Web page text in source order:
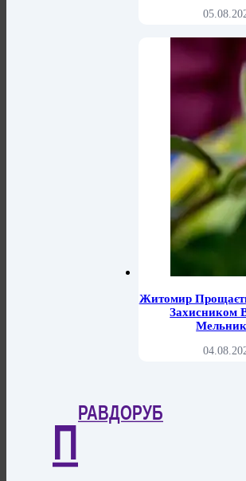
Житомир
Захисником
П
РАВДОРУБ